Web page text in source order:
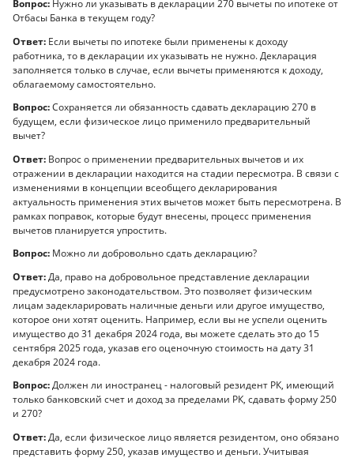
Вопрос: Нужно ли указывать в декларации 270 вычеты по ипотеке от
Отбасы Банка в текущем году?
Ответ: Если вычеты по ипотеке были применены к доходу
работника, то в декларации их указывать не нужно. Декларация
заполняется только в случае, если вычеты применяются к доходу,
облагаемому самостоятельно.
Вопрос:Сохраняется ли обязанность сдавать декларацию 270 в
будущем, если физическое лицо применило предварительный
вычет?
Ответ: Вопрос о применении предварительных вычетов и их
отражении в декларации находится на стадии пересмотра. В связи с
изменениями в концепции всеобщего декларирования
актуальность применения этих вычетов может быть пересмотрена. В
рамках поправок, которые будут внесены, процесс применения
вычетов планируется упростить.
Вопрос: Можно ли добровольно сдать декларацию?
Ответ:Да, право на добровольное представление декларации
предусмотрено законодательством. Это позволяет физическим
лицам задекларировать наличные деньги или другое имущество,
которое они хотят оценить. Например, если вы не успели оценить
имущество до 31 декабря 2024 года, вы можете сделать это до 15
сентября 2025 года, указав его оценочную стоимость на дату 31
декабря 2024 года.
Вопрос:Должен ли иностранец - налоговый резидент РК, имеющий
только банковский счет и доход за пределами РК, сдавать форму 250
и 270?
Ответ:Да, если физическое лицо является резидентом, оно обязано
представить форму 250, указав имущество и деньги. Учитывая